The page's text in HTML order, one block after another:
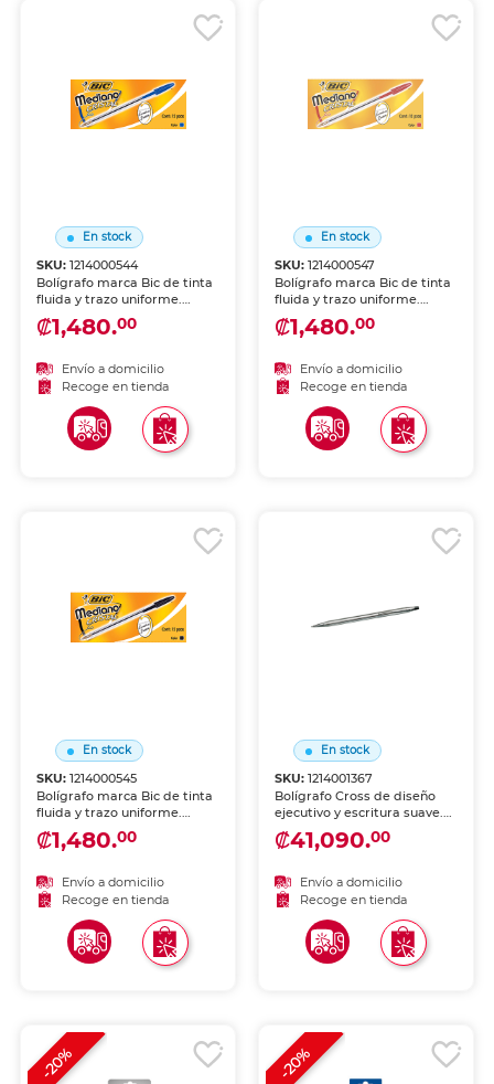
En stock
SKU:1214000544
Bolígrafo marca Bic de tinta
fluida y trazo uniforme.
Escritura cómoda y
duradera para uso diario en
₡1,480.00
Envío a domicilio
Recoge en tienda
En stock
SKU: 1214000547
Bolígrafo marca Bic de tinta
fluida y trazo uniforme.
Escritura cómoda y
duradera para uso diario en
₡1,480.00
Envío a domicilio
Recoge en tienda
En stock
SKU:1214000545
Bolígrafo marca Bic de tinta
fluida y trazo uniforme.
Escritura cómoda y
duradera para uso diario en
₡1,480.00
Envío a domicilio
Recoge en tienda
En stock
SKU: 1214001367
Bolígrafo Cross de diseño
ejecutivo y escritura suave.
Cuerpo metálico con
acabados premium, ideal
regalo corporativo.
₡41,090.00
Envío a domicilio
Recoge en tienda
-20% -20%